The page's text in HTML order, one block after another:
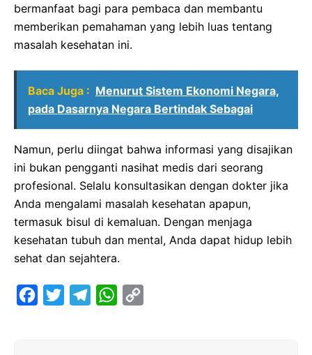
bermanfaat bagi para pembaca dan membantu
memberikan pemahaman yang lebih luas tentang
masalah kesehatan ini.
Baca Juga : Menurut Sistem Ekonomi Negara,
pada Dasarnya Negara Bertindak Sebagai
Namun, perlu diingat bahwa informasi yang disajikan
ini bukan pengganti nasihat medis dari seorang
profesional. Selalu konsultasikan dengan dokter jika
Anda mengalami masalah kesehatan apapun,
termasuk bisul di kemaluan. Dengan menjaga
kesehatan tubuh dan mental, Anda dapat hidup lebih
sehat dan sejahtera.
W